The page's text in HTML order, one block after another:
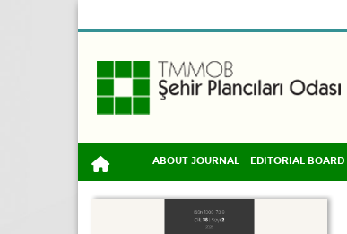
ABOUT JOURNAL EDITORIAL BOARD